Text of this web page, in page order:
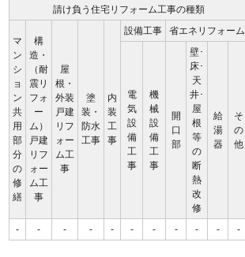
請け負う住宅リフォーム工事の種類
マ
ン
シ
ョ
ン
共
用
部
分
の
修
繕
構
造・
（耐
震リ
フォ
ー
ム）
戸建
リフ
ォー
ム工
事
屋
根・
外装
戸建
リフ
ォー
ム工
事
塗
装・
防水
工事
内
装
工
事
設備工事 省エネリフォーム
電
気
設
備
工
事
機
械
設
備
工
事
開
口
部
壁･
床･
天
井･
屋
根
等
の
断
熱
改
修
給
湯
器
そ
の
他
- - - - - - - - - - -